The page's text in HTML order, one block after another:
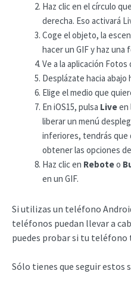
Haz clic en el círculo
derecha. Eso activará
Coge el objeto, la
hacer un GIF y haz una
Ve a la aplicación
Desplázate hacia abajo
Elige el medio que
En iOS15, pulsa Liveen
liberar un menú
inferiores, tendrás que
obtener las opciones
Haz clic en Reboteo
en un GIF.
Si utilizas un teléfono
teléfonos puedan llevar a
puedes probar si tu teléfono
Sólo tienes que seguir estos